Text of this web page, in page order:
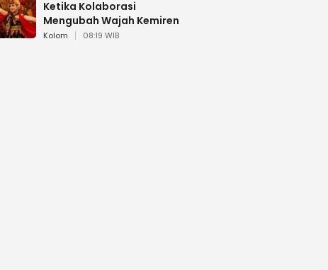
Ketika Kolaborasi
Mengubah Wajah Kemiren
Kolom 08:19 WIB